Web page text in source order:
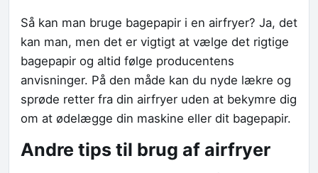
Så kan man bruge bagepapir i en airfryer? Ja, det
kan man, men det er vigtigt at vælge det rigtige
bagepapir og altid følge producentens
anvisninger. På den måde kan du nyde lækre og
sprøde retter fra din airfryer uden at bekymre dig
om at ødelægge din maskine eller dit bagepapir.
Andre tips til brug af airfryer